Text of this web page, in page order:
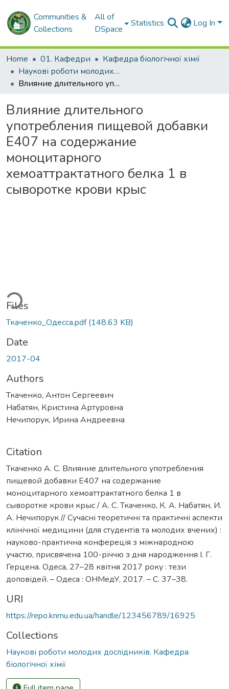
Communities &
Collections
All of
DSpace
Statistics Log In
Home 01. Кафедри
Кафедра біологічної хімії
Наукові роботи молодих дослідників. Кафедра біологічної хімії
Влияние длительного употребления пищевой добавки Е407 на содержание моноцитарного хемоаттрактатного белка 1 в сыворотке крови крыс
Влияние длительного
употребления пищевой добавки
Е407 на содержание
моноцитарного
хемоаттрактатного белка 1 в
сыворотке крови крыс
Files
Ткаченко_Одесса.pdf(148.63 KB)
Date
2017-04
Authors
Ткаченко, Антон Сергеевич
Набатян, Кристина Артуровна
Нечипорук, Ирина Андреевна
Citation
Ткаченко А. С. Влияние длительного употребления
пищевой добавки Е407 на содержание
моноцитарного хемоаттрактатного белка 1 в
сыворотке крови крыс / А. С. Ткаченко, К. А. Набатян, И.
А. Нечипорук // Сучасні теоретичні та практичні аспекти
клінічної медицини (для студентів та молодих вчених) :
науково-практична конфереція з міжнародною
участю, присвячена 100-річчю з дня народження І. Г.
Герцена. Одеса, 27–28 квітня 2017 року : тези
доповідей. – Одеса : ОНМедУ, 2017. – С. 37–38.
URI
https://repo.knmu.edu.ua/handle/123456789/16925
Collections
Наукові роботи молодих дослідників. Кафедра
біологічної хімії